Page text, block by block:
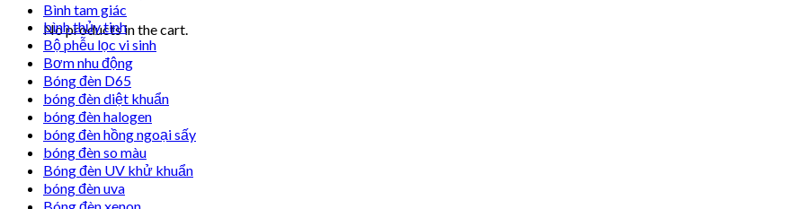
No products in the cart.
Bình tam giác
bình thủy tinh
Bộ phễu lọc vi sinh
Bơm nhu động
Bóng đèn D65
bóng đèn diệt khuẩn
bóng đèn halogen
bóng đèn hồng ngoại sấy
bóng đèn so màu
Bóng đèn UV khử khuẩn
bóng đèn uva